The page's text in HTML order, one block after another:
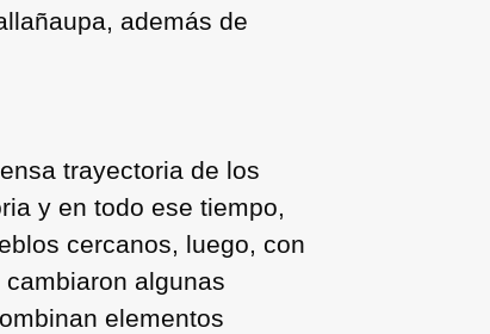
además de
trayectoria de los
y en todo ese tiempo,
cercanos, luego, con
algunas
elementos